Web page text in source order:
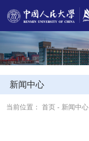
新闻中心
当前位置：首页 - 新闻中心